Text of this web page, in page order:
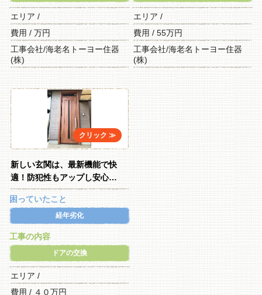
エリア /
費用 / 万円
工事会社/海老名トーヨー住器
(株)
エリア /
費用 / 55万円
工事会社/海老名トーヨー住器
(株)
新しい玄関は、最新機能で快
適！防犯性もアップし安心…
困っていたこと
経年劣化
工事の内容
ドアの交換
エリア /
費用 / ４０万円